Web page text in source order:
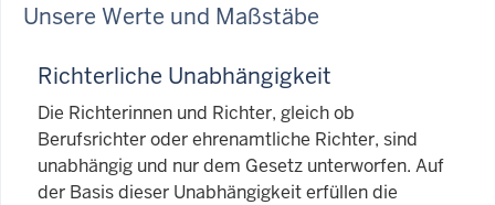
Unsere Werte und Maßstäbe
Richterliche Unabhängigkeit
Die Richterinnen und Richter, gleich ob
Berufsrichter oder ehrenamtliche Richter, sind
unabhängig und nur dem Gesetz unterworfen. Auf
der Basis dieser Unabhängigkeit erfüllen die